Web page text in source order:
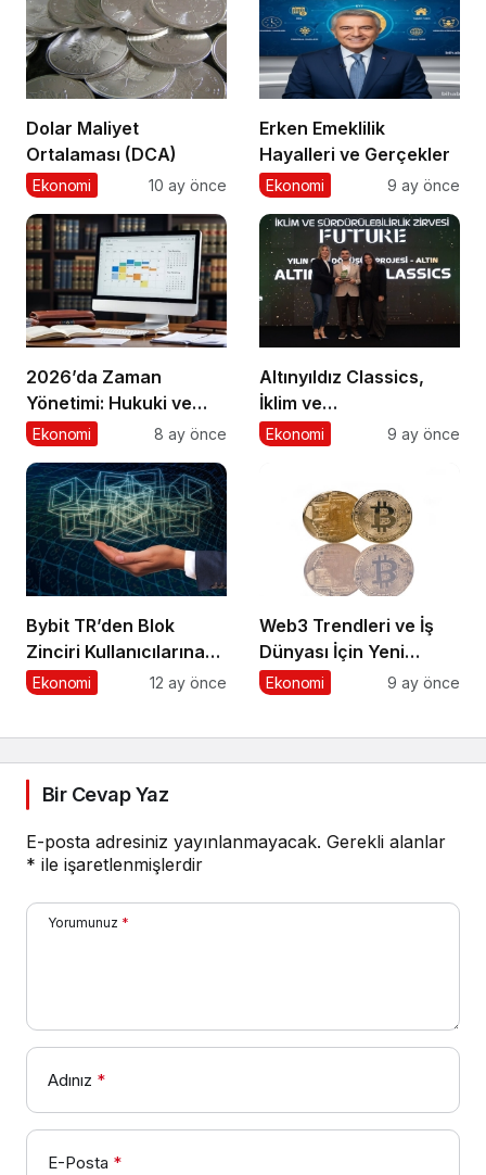
Dolar Maliyet
Ortalaması (DCA)
Ekonomi 10 ay önce
Erken Emeklilik
Hayalleri ve Gerçekler
Ekonomi 9 ay önce
2026’da Zaman
Yönetimi: Hukuki ve
Ticari Süreçlerde Gün
Ekonomi 8 ay önce
Altınyıldız Classics,
İklim ve
Sürdürülebilirlik
Kategorisinde Altın
Ödül Kazandı
Ekonomi 9 ay önce
Bybit TR’den Blok
Zinciri Kullanıcılarına
Ağ Tıkanıklığı Rehberi!
Ekonomi 12 ay önce
Web3 Trendleri ve İş
Dünyası İçin Yeni
Fırsatlar
Ekonomi 9 ay önce
Bir Cevap Yaz
E-posta adresiniz yayınlanmayacak. Gerekli alanlar
* ile işaretlenmişlerdir
Yorumunuz *
Adınız *
E-Posta *